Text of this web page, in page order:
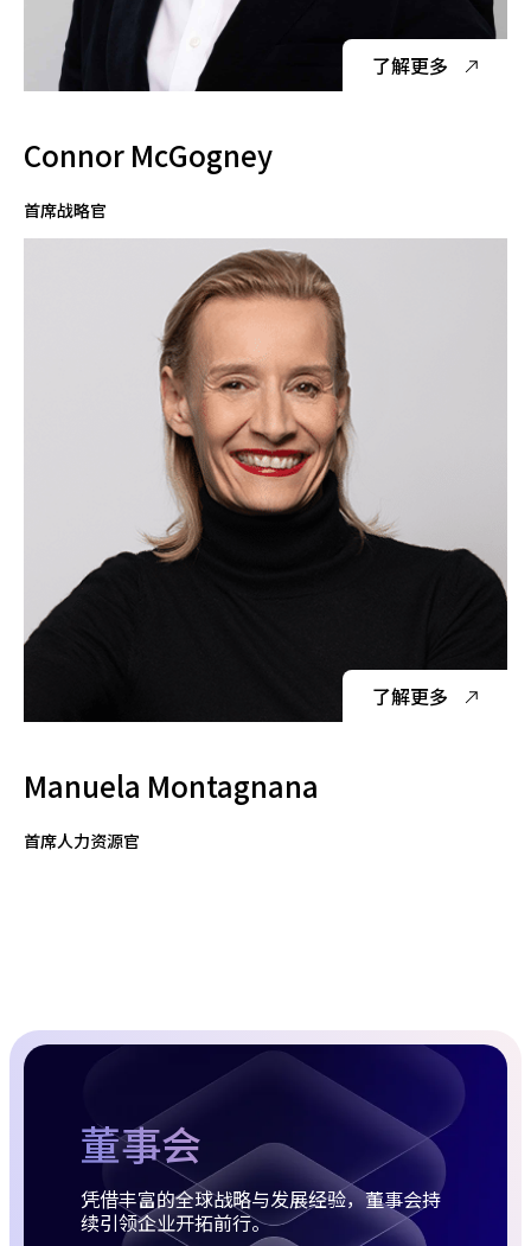
了解更多
Connor McGogney
首席战略官
了解更多
Manuela Montagnana
首席人力资源官
董事会
凭借丰富的全球战略与发展经验，董事会持
续引领企业开拓前行。